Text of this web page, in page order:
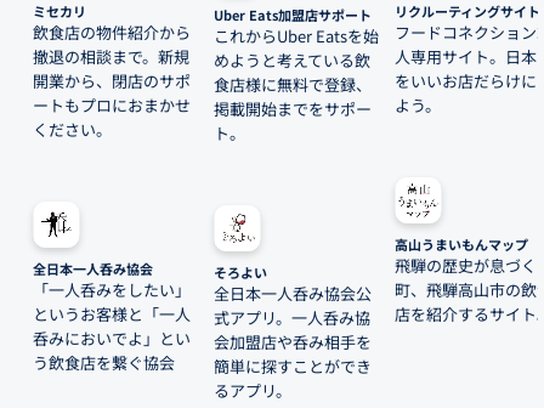
ミセカリ
飲食店の物件紹介から
撤退の相談まで。新規
開業から、閉店のサポ
ートもプロにおまかせ
ください。
全日本一人呑み協会
「一人呑みをしたい」
というお客様と「一人
呑みにおいでよ」とい
う飲食店を繋ぐ協会
Uber Eats加盟店サポート
これからUber Eatsを始
めようと考えている飲
食店様に無料で登録、
掲載開始までをサポー
ト。
そろよい
全日本一人呑み協会公
式アプリ。一人呑み協
会加盟店や呑み相手を
簡単に探すことができ
るアプリ。
リクルーティングサイト
フードコネクション
人専用サイト。日本
をいいお店だらけに
よう。
高山うまいもんマップ
飛騨の歴史が息づく
町、飛騨高山市の飲
店を紹介するサイト